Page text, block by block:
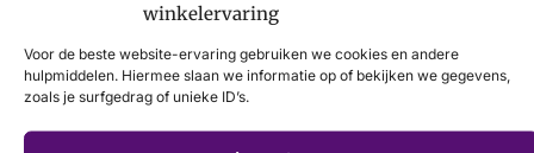
winkelervaring
Voor de beste website-ervaring gebruiken we cookies en andere
hulpmiddelen. Hiermee slaan we informatie op of bekijken we gegevens,
zoals je surfgedrag of unieke ID’s.